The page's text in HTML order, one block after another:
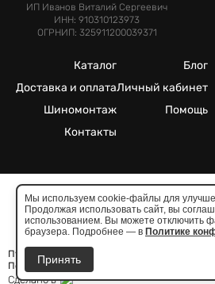
ИП Иванов Виталий Сергеевич
ИНН: 910310123973
ОГРНИП: 325911200039371
Каталог
Доставка и оплата
Шиномонтаж
Контакты
Блог
Личный кабинет
Помощь
©2025. Все права
Meta признана экстремистcкой
Публичная оферта
Политика конфиденциальности
Сделано в
Мы используем cookie-файлы для
Продолжая использовать сайт, вы
использованием. Вы можете отключить
браузера. Подробнее — в Политике
Принять